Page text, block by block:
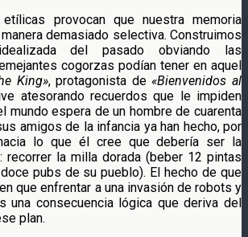
provocan que nuestra memoria
demasiado selectiva. Construimos
del pasado obviando las
cogorzas podían tener en aquel
King», protagonista de«Bienvenidos al
atesorando recuerdos que le impiden
mundo espera de un hombre de cuarenta
amigos de la infancia ya han hecho, por
lo que él cree que debería ser la
recorrer la milla dorada (beber 12 pintas
pubs de su pueblo). El hecho de que
que enfrentar a una invasión de robots y
una consecuencia lógica que deriva del
plan.